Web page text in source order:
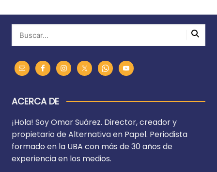
ACERCA DE
¡Hola! Soy Omar Suárez. Director, creador y
propietario de Alternativa en Papel. Periodista
formado en la UBA con más de 30 años de
experiencia en los medios.